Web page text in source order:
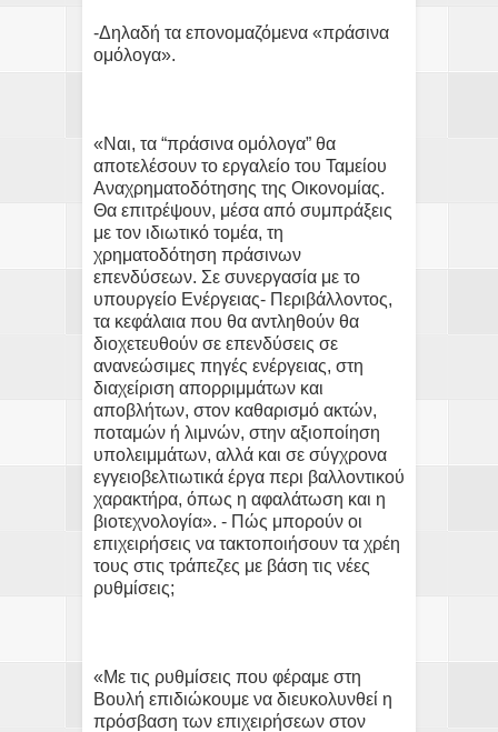
-Δηλαδή τα επονομαζόμενα «πράσινα
ομόλογα».
«Ναι, τα “πράσινα ομόλογα” θα
αποτελέσουν το εργαλείο του Ταμείου
Αναχρηματοδότησης της Οικονομίας.
Θα επιτρέψουν, μέσα από συμπράξεις
με τον ιδιωτικό τομέα, τη
χρηματοδότηση πράσινων
επενδύσεων. Σε συνεργασία με το
υπουργείο Ενέργειας- Περιβάλλοντος,
τα κεφάλαια που θα αντληθούν θα
διοχετευθούν σε επενδύσεις σε
ανανεώσιμες πηγές ενέργειας, στη
διαχείριση απορριμμάτων και
αποβλήτων, στον καθαρισμό ακτών,
ποταμών ή λιμνών, στην αξιοποίηση
υπολειμμάτων, αλλά και σε σύγχρονα
εγγειοβελτιωτικά έργα περι βαλλοντικού
χαρακτήρα, όπως η αφαλάτωση και η
βιοτεχνολογία». - Πώς μπορούν οι
επιχειρήσεις να τακτοποιήσουν τα χρέη
τους στις τράπεζες με βάση τις νέες
ρυθμίσεις;
«Με τις ρυθμίσεις που φέραμε στη
Βουλή επιδιώκουμε να διευκολυνθεί η
πρόσβαση των επιχειρήσεων στον